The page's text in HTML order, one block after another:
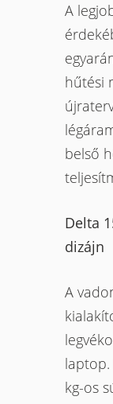
A
hűtési
belső
Delta
dizájn
A
laptop.
kg-os